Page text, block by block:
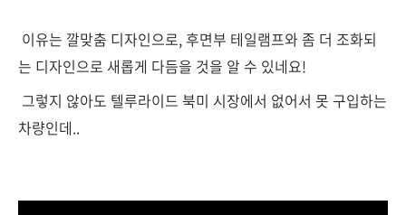
이유는 깔맞춤 디자인으로, 후면부 테일램프와 좀 더 조화되
는 디자인으로 새롭게 다듬을 것을 알 수 있네요!
그렇지 않아도 텔루라이드 북미 시장에서 없어서 못 구입하는
차량인데..